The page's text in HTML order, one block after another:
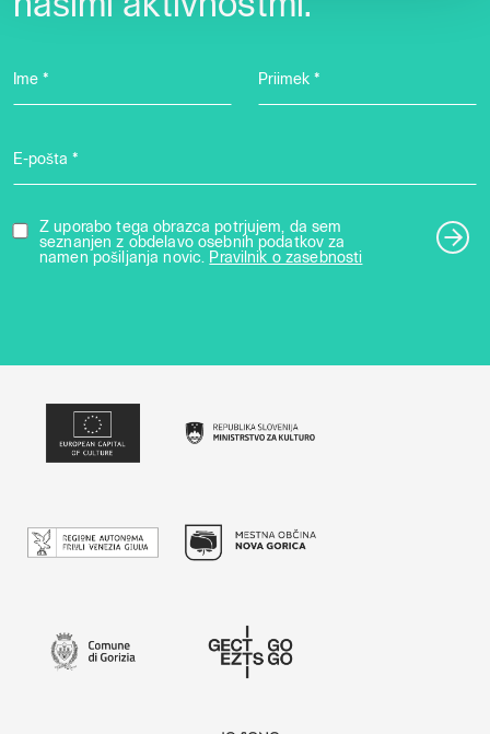
Ime * Priimek *
E-pošta *
Z uporabo tega obrazca potrjujem, da sem
seznanjen z obdelavo osebnih podatkov za
namen pošiljanja novic. Pravilnik o zasebnosti